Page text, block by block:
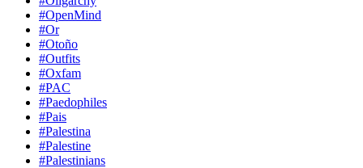
#OpenMind
#Or
#Otoño
#Outfits
#Oxfam
#PAC
#Paedophiles
#Pais
#Palestina
#Palestine
#Palestinians